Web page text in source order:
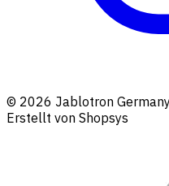
© 2026 Jablotron
Erstellt von Shopsys